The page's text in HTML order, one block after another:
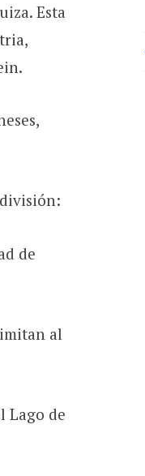
Esta
de
al
Lago de